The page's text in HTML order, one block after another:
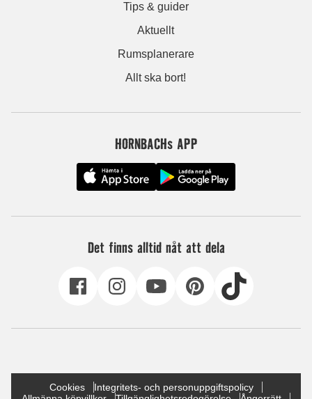
Tips & guider
Aktuellt
Rumsplanerare
Allt ska bort!
HORNBACHs APP
Det finns alltid nåt att dela
Cookies
Integritets- och personuppgiftspolicy